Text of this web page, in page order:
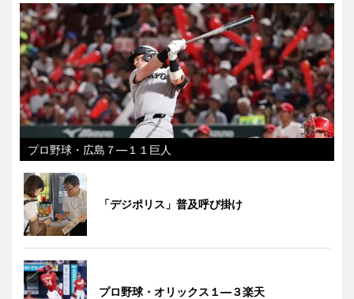
プロ野球・広島７―１１巨人
「デジポリス」普及呼び掛け
プロ野球・オリックス１―３楽天